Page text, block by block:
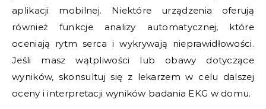
aplikacji mobilnej. Niektóre urządzenia oferują
również funkcje analizy automatycznej, które
oceniają rytm serca i wykrywają nieprawidłowości.
Jeśli masz wątpliwości lub obawy dotyczące
wyników, skonsultuj się z lekarzem w celu dalszej
oceny i interpretacji wyników badania EKG w domu.